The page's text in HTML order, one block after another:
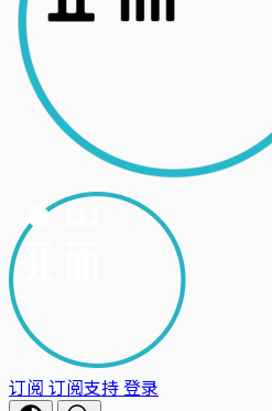
订阅 订阅支持登录